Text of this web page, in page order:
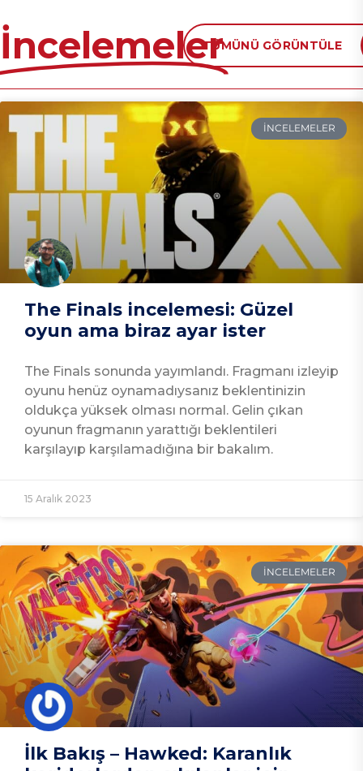
İncelemelerTÜMÜNÜ GÖRÜNTÜLE
İNCELEMELER
The Finals incelemesi: Güzel
oyun ama biraz ayar ister
The Finals sonunda yayımlandı. Fragmanı izleyip
oyunu henüz oynamadıysanız beklentinizin
oldukça yüksek olması normal. Gelin çıkan
oyunun fragmanın yarattığı beklentileri
karşılayıp karşılamadığına bir bakalım.
15 Aralık 2023
İNCELEMELER
İlk Bakış – Hawked: Karanlık